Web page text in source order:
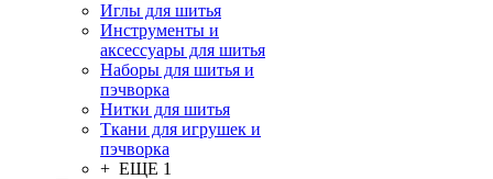
Иглы для шитья
Инструменты и
аксессуары для шитья
Наборы для шитья и
пэчворка
Нитки для шитья
Ткани для игрушек и
пэчворка
+ ЕЩЕ 1